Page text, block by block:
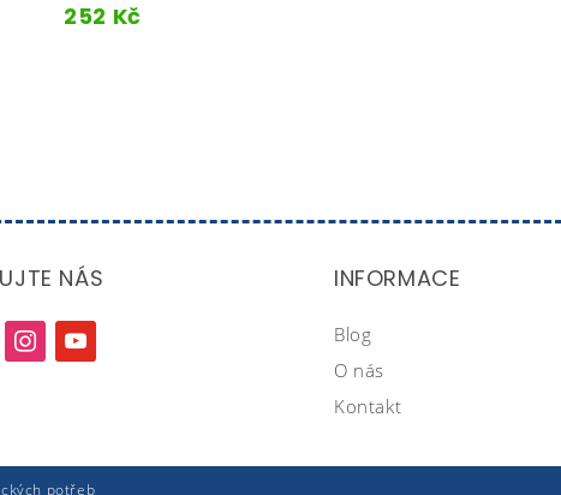
252 Kč
NÁS
instagramyoutube
INFORMACE
Blog
O nás
Kontakt
potřeb